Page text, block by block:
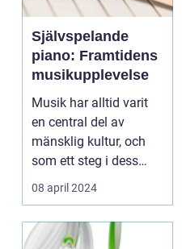
Självspelande
piano: Framtidens
musikupplevelse
Musik har alltid varit
en central del av
mänsklig kultur, och
som ett steg i dess
kontinuerliga...
08 april 2024